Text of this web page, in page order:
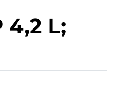
4,2 L;